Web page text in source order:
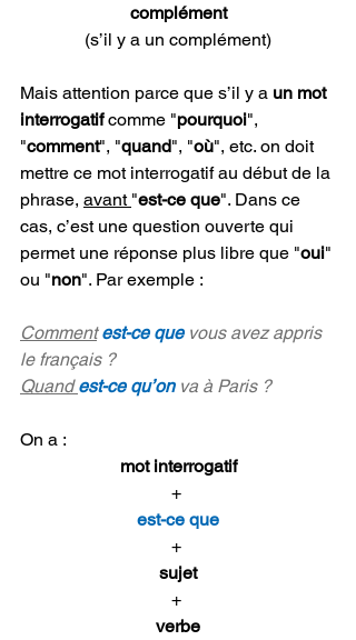
complément
(s’il y a un complément)
Mais attention parce que s’il y a un mot
interrogatif comme "pourquoi",
"comment", "quand", "où", etc. on doit
mettre ce mot interrogatif au début de la
phrase, avant "est-ce que". Dans ce
cas, c’est une question ouverte qui
permet une réponse plus libre que "oui"
ou "non". Par exemple :
Comment est-ce que vous avez appris
le français ?
Quand est-ce qu’on va à Paris ?
On a :
mot interrogatif
+
est-ce que
+
sujet
+
verbe